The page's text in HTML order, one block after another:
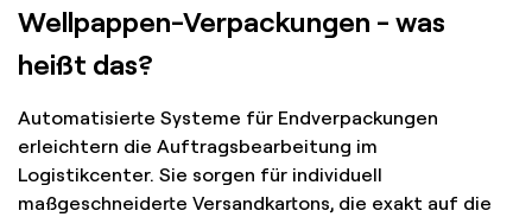
Wellpappen-Verpackungen - was
heißt das?
Automatisierte Systeme für Endverpackungen
erleichtern die Auftragsbearbeitung im
Logistikcenter. Sie sorgen für individuell
maßgeschneiderte Versandkartons, die exakt auf die